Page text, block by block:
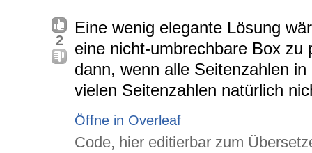
2
Eine wenig elegante Lösung
eine nicht-umbrechbare Box
dann, wenn alle Seitenzahlen
vielen Seitenzahlen natürlich
Öffne in Overleaf
Code, hier editierbar zum